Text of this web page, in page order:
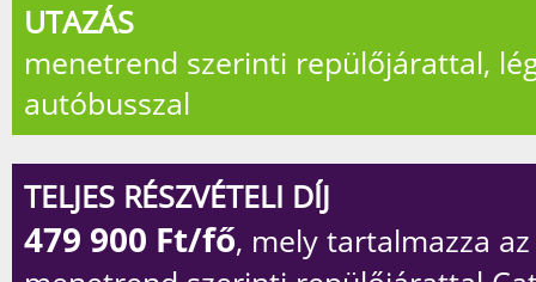
UTAZÁS
menetrend szerinti repülőjárattal,
autóbusszal
TELJES RÉSZVÉTELI DÍJ
479 900 Ft/fő, mely tartalmazza